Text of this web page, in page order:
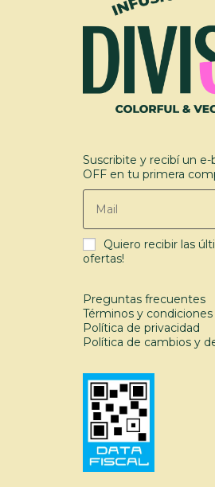
Suscribite y recibí un e-
OFF en tu primera
Quiero recibir las
ofertas!
Preguntas frecuentes
Términos y condiciones
Política de privacidad
Política de cambios y